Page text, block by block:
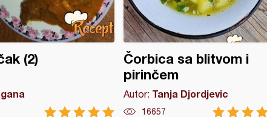
(2)
Čorbica sa blitvom i
pirinčem
Autor: Tanja Djordjevic
16657